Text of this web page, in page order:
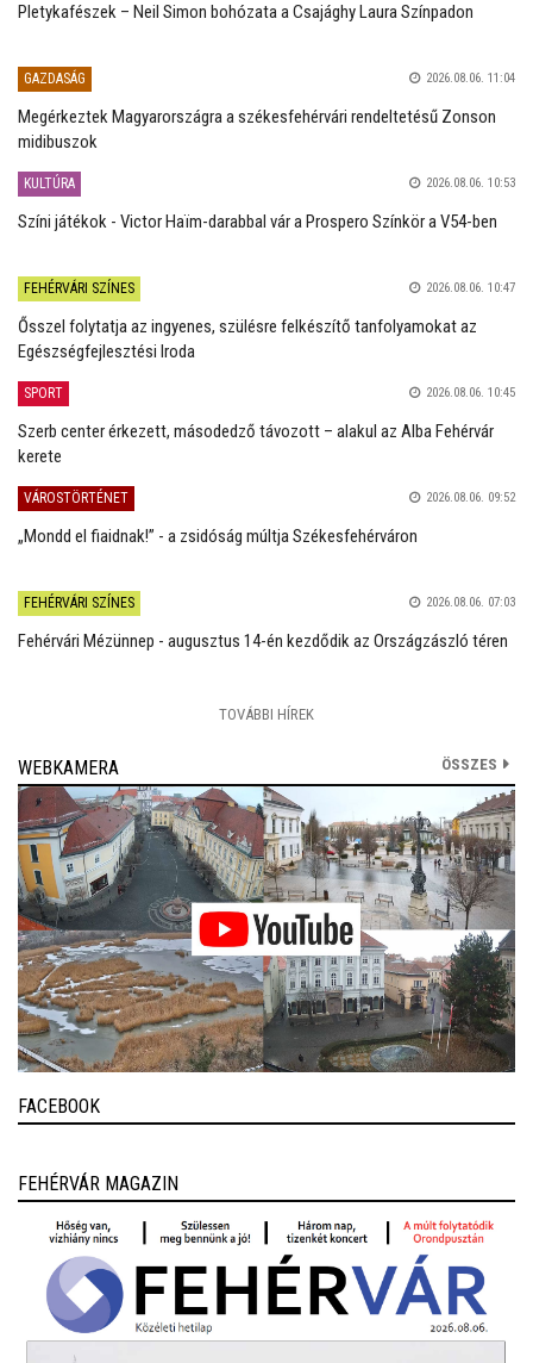
Pletykafészek – Neil Simon bohózata a Csajághy Laura Színpadon
GAZDASÁG 2026.08.06. 11:04
Megérkeztek Magyarországra a székesfehérvári rendeltetésű Zonson
midibuszok
KULTÚRA 2026.08.06. 10:53
Színi játékok - Victor Haïm-darabbal vár a Prospero Színkör a V54-ben
FEHÉRVÁRI SZÍNES 2026.08.06. 10:47
Ősszel folytatja az ingyenes, szülésre felkészítő tanfolyamokat az
Egészségfejlesztési Iroda
SPORT 2026.08.06. 10:45
Szerb center érkezett, másodedző távozott – alakul az Alba Fehérvár
kerete
VÁROSTÖRTÉNET 2026.08.06. 09:52
„Mondd el fiaidnak!” - a zsidóság múltja Székesfehérváron
FEHÉRVÁRI SZÍNES 2026.08.06. 07:03
Fehérvári Mézünnep - augusztus 14-én kezdődik az Országzászló téren
TOVÁBBI HÍREK
WEBKAMERA ÖSSZES
FACEBOOK
FEHÉRVÁR MAGAZIN